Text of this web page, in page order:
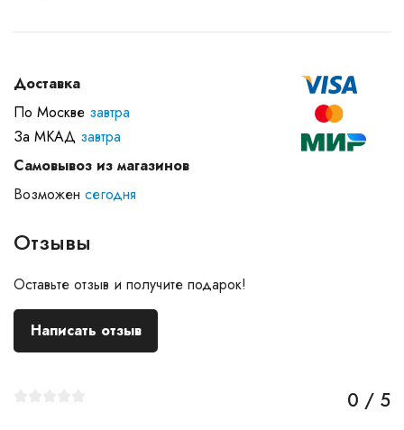
Доставка
По Москве завтра
За МКАД завтра
Самовывоз из магазинов
Возможен сегодня
Отзывы
Оставьте отзыв и получите подарок!
Написать отзыв
0 / 5